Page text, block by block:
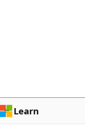
ン
ツ
に
Learn